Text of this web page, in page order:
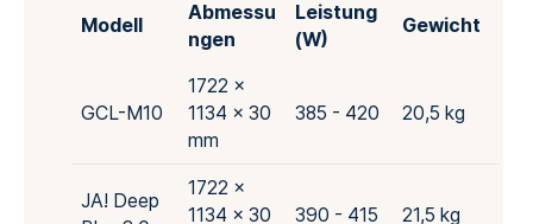
Modell
Abmessu
ngen
Leistung
(W)
Gewicht
GCL-M10
1722 x
1134 x 30
mm
385 - 420 20,5 kg
JA! Deep
1722 x
1134 x 30
390 - 415 21,5 kg